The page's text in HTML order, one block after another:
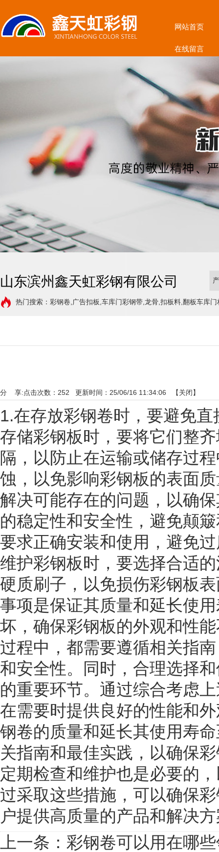
网站首页
在线留言
山东滨州鑫天虹彩钢有限公司
热门搜索：彩钢卷,广告扣板,车库门彩钢带,龙骨,扣板料,翻板车库
点击次数： 252 更新时间：25/06/16 11:34:06 【关闭】
分 享:
1.在存放彩钢卷时，要避免
存储彩钢板时，要将它们整
隔，以防止在运输或储存过
蚀，以免影响彩钢板的表面
解决可能存在的问题，以确
的稳定性和安全性，避免颠
要求正确安装和使用，避免
维护彩钢板时，要选择合适
硬质刷子，以免损伤彩钢板
事项是保证其质量和延长使
坏，确保彩钢板的外观和性
过程中，都需要遵循相关指
和安全性。同时，合理选择
的重要环节。通过综合考虑
在需要时提供良好的性能和
钢卷的质量和延长其使用寿
关指南和最佳实践，以确保
定期检查和维护也是必要的
过采取这些措施，可以确保
户提供高质量的产品和解决
上一条： 彩钢卷可以用在哪